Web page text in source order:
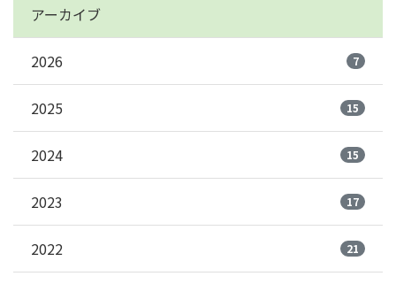
アーカイブ
2026 7
2025 15
2024 15
2023 17
2022 21